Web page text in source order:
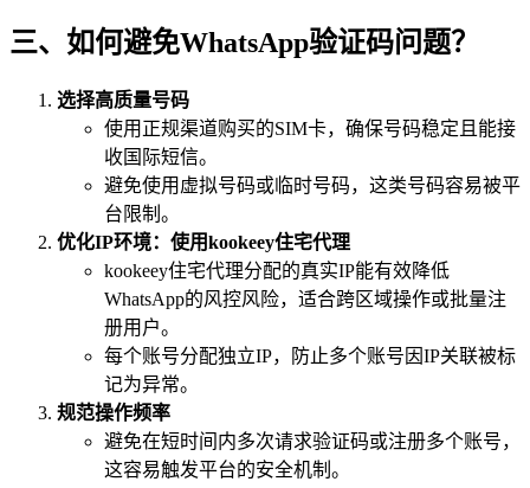
三、如何避免WhatsApp验证码问题？
选择高质量号码
使用正规渠道购买的SIM卡，确保号码稳定且能接
收国际短信。
避免使用虚拟号码或临时号码，这类号码容易被平
台限制。
优化IP环境：使用kookeey住宅代理
kookeey住宅代理分配的真实IP能有效降低
WhatsApp的风控风险，适合跨区域操作或批量注
册用户。
每个账号分配独立IP，防止多个账号因IP关联被标
记为异常。
规范操作频率
避免在短时间内多次请求验证码或注册多个账号，
这容易触发平台的安全机制。